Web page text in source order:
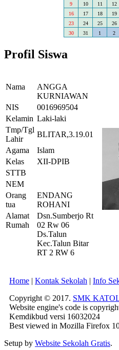
9
10 11 12
16
17 18 19
23
24 25 26
30
31 1 2
Profil Siswa
Nama
ANGGA
KURNIAWAN
NIS
0016969504
Kelamin Laki-laki
Tmp/Tgl
Lahir
BLITAR,3.19.01
Agama
Islam
Kelas
XII-DPIB
STTB
NEM
Orang
tua
ENDANG
ROHANI
Alamat
Rumah
Dsn.Sumberjo Rt
02 Rw 06
Ds.Talun
Kec.Talun Bitar
RT 2 RW 6
Home | Kontak Sekolah | Info
Copyright © 2017. SMK
Website engine's code is
Kemdikbud versi 16032024
Best viewed in Mozilla Firefox
Setup by Website Sekolah Gratis.